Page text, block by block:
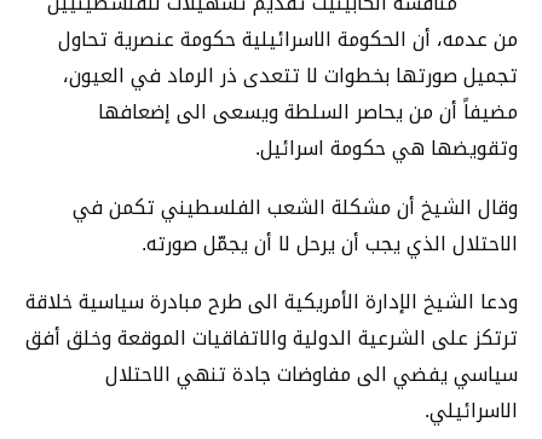
من عدمه، أن الحكومة الاسرائيلية حكومة عنصرية تحاول
تجميل صورتها بخطوات لا تتعدى ذر الرماد في العيون،
مضيفاً أن من يحاصر السلطة ويسعى الى إضعافها
وتقويضها هي حكومة اسرائيل.
وقال الشيخ أن مشكلة الشعب الفلسطيني تكمن في
الاحتلال الذي يجب أن يرحل لا أن يجمّل صورته.
ودعا الشيخ الإدارة الأمريكية الى طرح مبادرة سياسية خلاقة
ترتكز على الشرعية الدولية والاتفاقيات الموقعة وخلق أفق
سياسي يفضي الى مفاوضات جادة تنهي الاحتلال
الاسرائيلي.